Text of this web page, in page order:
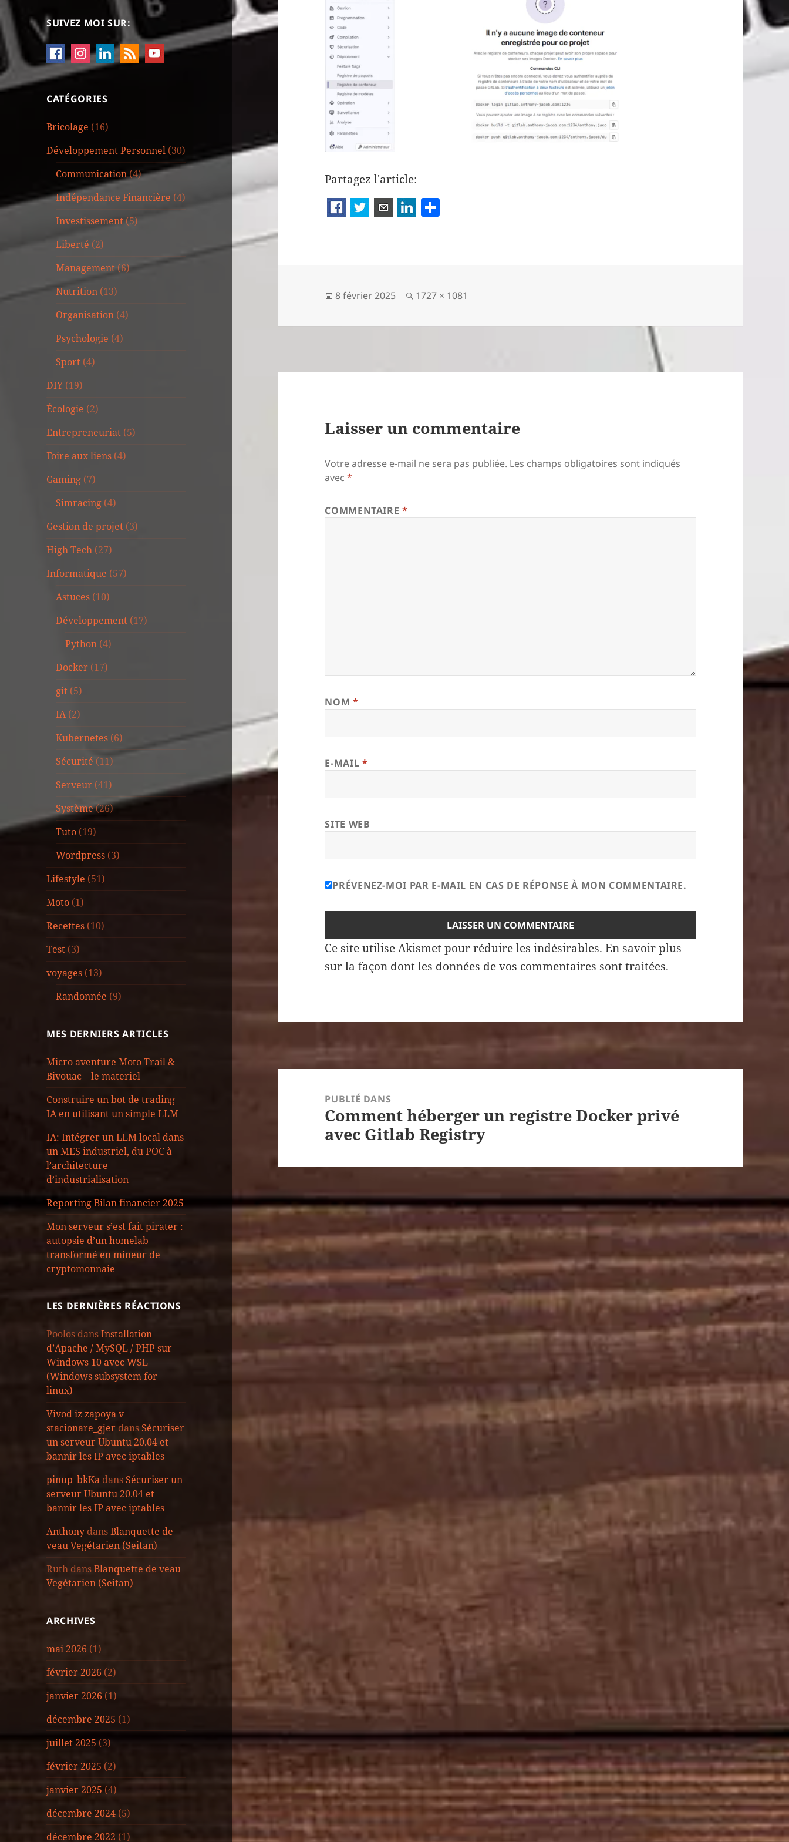
SUIVEZ MOI SUR:
CATÉGORIES
Bricolage (16)
Développement Personnel (30)
Communication(4)
Indépendance Financière (4)
Investissement (5)
Liberté (2)
Management(6)
Nutrition (13)
Organisation (4)
Psychologie (4)
Sport (4)
DIY (19)
Écologie (2)
Entrepreneuriat (5)
Foire aux liens (4)
Gaming (7)
Simracing (4)
Gestion de projet (3)
High Tech (27)
Informatique (57)
Astuces (10)
Développement (17)
Python (4)
Docker (17)
git (5)
IA(2)
Kubernetes (6)
Sécurité (11)
Serveur (41)
Système(26)
Tuto (19)
Wordpress (3)
Lifestyle (51)
Moto (1)
Recettes (10)
Test (3)
voyages (13)
Randonnée (9)
MES DERNIERS ARTICLES
Micro aventure Moto Trail &
Bivouac – le materiel
Construire un bot de trading
IA en utilisant un simple LLM
IA: Intégrer un LLM local dans
un MES industriel, du POC à
l’architecture
d’industrialisation
Reporting Bilan financier 2025
Mon serveur s’est fait pirater :
autopsie d’un homelab
transformé en mineur de
cryptomonnaie
LES DERNIÈRES RÉACTIONS
Poolos dansInstallation
d’Apache / MySQL / PHP sur
Windows 10 avec WSL
(Windows subsystem for
linux)
Vivod iz zapoya v
stacionare_gjer dansSécuriser
un serveur Ubuntu 20.04 et
bannir les IP avec iptables
pinup_bkKa dans Sécuriser un
serveur Ubuntu 20.04 et
bannir les IP avec iptables
Anthony dansBlanquette de
veau Vegétarien (Seitan)
Ruth dansBlanquette de veau
Vegétarien (Seitan)
ARCHIVES
mai 2026 (1)
février 2026 (2)
janvier 2026 (1)
décembre 2025 (1)
juillet 2025 (3)
février 2025 (2)
janvier 2025 (4)
décembre 2024 (5)
décembre 2022 (1)
Partagez l'article:
er
Publié
8 février 2025
Taille
1727 × 1081
Laisser un commentaire
Votre adresse e-mail ne sera pas publiée. Les champs obligatoires sont indiqués
avec*
COMMENTAIRE*
NOM *
E-MAIL *
SITE WEB
PRÉVENEZ-MOI PAR E-MAIL EN CAS DE RÉPONSE À MON COMMENTAIRE.
Ce site utilise Akismet pour réduire les indésirables.En savoir plus
sur la façon dont les données de vos commentaires sont traitées.
PUBLIÉ DANS
Comment héberger un registre Docker privé
avec Gitlab Registry